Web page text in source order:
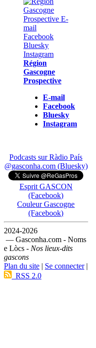
Région
Gascogne
Prospective
E-mail
Facebook
Bluesky
Instagram
Podcasts sur Ràdio País
@gasconha.com (Bluesky)
Esprit GASCON
(Facebook)
Couleur Gascogne
(Facebook)
2024-2026
— Gasconha.com - Noms
e Lòcs - Nos lieux-dits
gascons
Plan du site | Se connecter|
RSS 2.0